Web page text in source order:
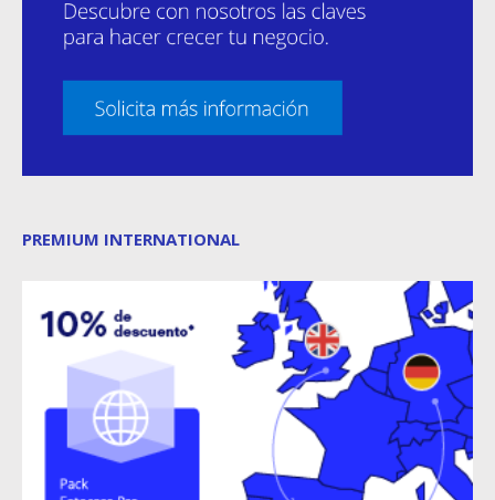
PREMIUM INTERNATIONAL